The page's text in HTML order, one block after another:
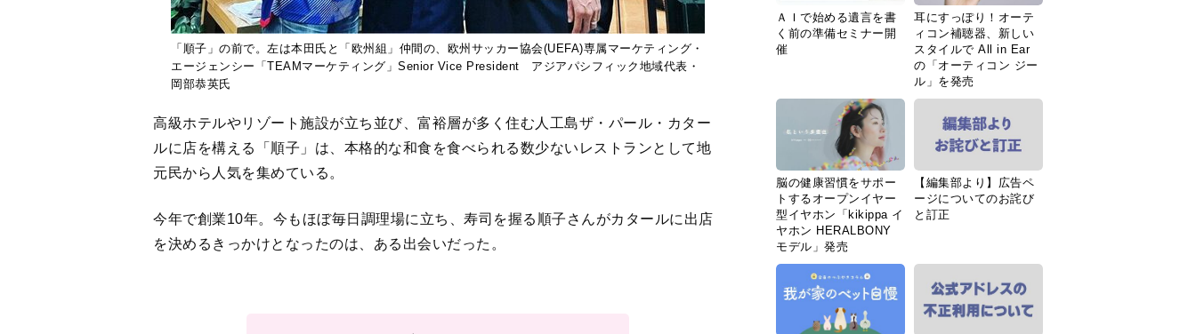
「順子」の前で。左は本田氏と「欧州組」仲間の、欧州サッカー協会(UEFA)専属マーケティング・
エージェンシー「TEAMマーケティング」Senior Vice President アジアパシフィック地域代表・
岡部恭英氏
高級ホテルやリゾート施設が立ち並び、富裕層が多く住む人工島ザ・パール・カター
ルに店を構える「順子」は、本格的な和食を食べられる数少ないレストランとして地
元民から人気を集めている。
今年で創業10年。今もほぼ毎日調理場に立ち、寿司を握る順子さんがカタールに出店
を決めるきっかけとなったのは、ある出会いだった。
ＡＩで始める遺言を書
く前の準備セミナー開
催
耳にすっぽり！オーテ
ィコン補聴器、新しい
スタイルで All in Ear
の「オーティコン ジー
ル」を発売
脳の健康習慣をサポー
トするオープンイヤー
型イヤホン「kikippa イ
ヤホン HERALBONY
モデル」発売
【編集部より】広告ペ
ージについてのお詫び
と訂正